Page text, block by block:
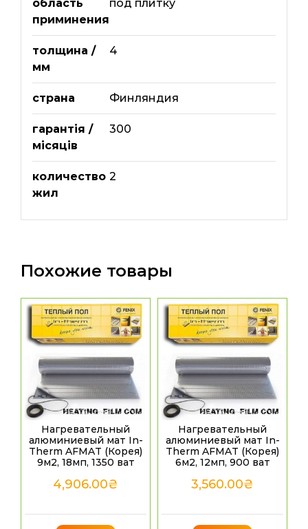
область
приминения
под плитку
толщина /
мм
4
страна Финляндия
гарантія /
місяців
300
количество
жил
2
Похожие товары
Нагревательный
алюминиевый мат In-
Therm AFMAT (Корея)
9м2, 18мп, 1350 ват
4,906.00₴
Нагревательный
алюминиевый мат In-
Therm AFMAT (Корея)
6м2, 12мп, 900 ват
3,560.00₴